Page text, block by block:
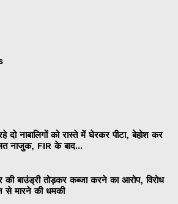
नाबालिगों को रास्ते में घेरकर पीटा, बेहोश कर
नाजुक, FIR के बाद...
की बाउंड्री तोड़कर कब्जा करने का आरोप, विरोध
से मारने की धमकी